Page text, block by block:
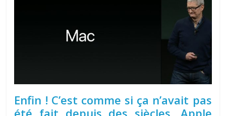
Enfin ! C’est comme si ça n’avait pas
été fait depuis des siècles, Apple